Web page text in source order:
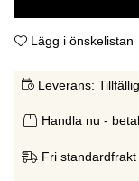
Lägg i önskelistan
Leverans:
Handla nu -
Fri